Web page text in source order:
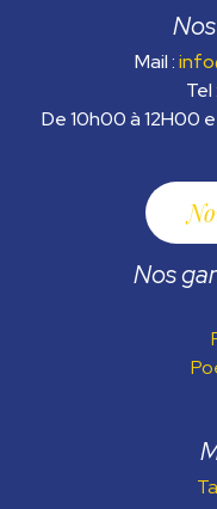
Mail :
Tel :
De 10h00 à 12H00
Nos